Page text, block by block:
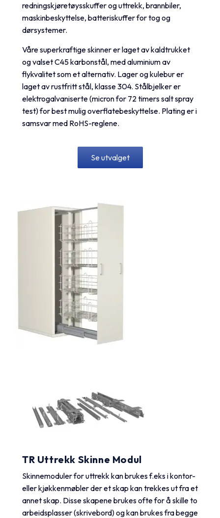
redningskjøretøysskuffer og uttrekk, brannbiler,
maskinbeskyttelse, batteriskuffer for tog og
dørsystemer.
Våre superkraftige skinner er laget av kaldtrukket
og valset C45 karbonstål, med aluminium av
flykvalitet som et alternativ. Lager og kulebur er
laget av rustfritt stål, klasse 304. Stålbjelker er
elektrogalvaniserte (micron for 72 timers salt spray
test) for best mulig overflatebeskyttelse. Plating er i
samsvar med RoHS-reglene.
Se utvalget
TR Uttrekk Skinne Modul
Skinnemoduler for uttrekk kan brukes f.eks i kontor-
eller kjøkkenmøbler der et skap kan trekkes ut fra et
annet skap. Disse skapene brukes ofte for å skille to
arbeidsplasser (skrivebord) og kan brukes fra begge